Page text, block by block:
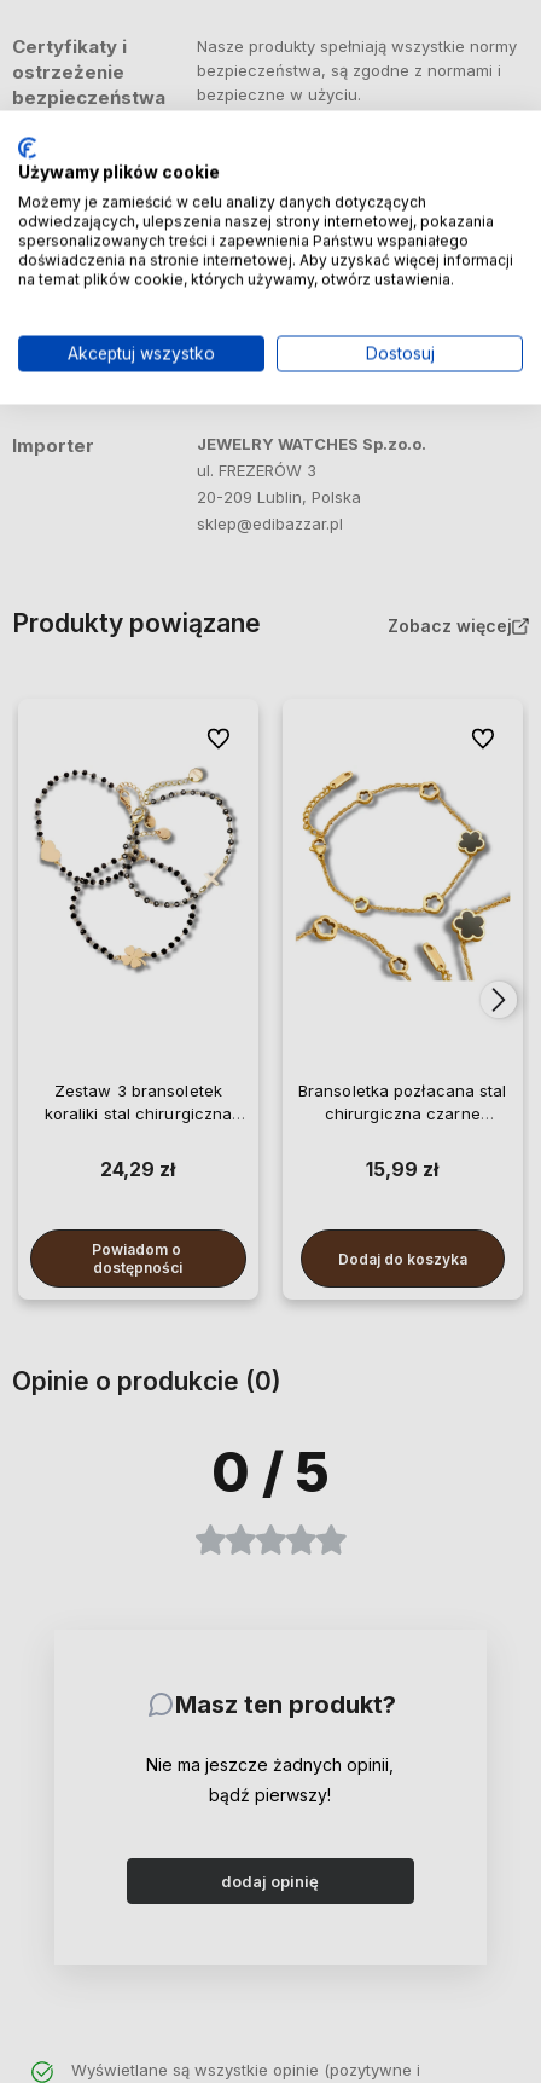
Certyfikaty i
ostrzeżenie
bezpieczeństwa
Nasze produkty spełniają wszystkie normy
bezpieczeństwa, są zgodne z normami i
bezpieczne w użyciu.
Producent
JEWELRY WATCHES Sp.zo.o.
ul. FREZERÓW 3
20-209 Lublin, Polska
sklep@edibazzar.pl
na terenie UE
20-209 Lublin, Polska
Importer
JEWELRY WATCHES Sp.zo.o.
ul. FREZERÓW 3
20-209 Lublin, Polska
sklep@edibazzar.pl
Produkty powiązane Zobacz więcej
Zestaw 3 bransoletek
koraliki stal chirurgiczna
24,29 zł
Powiadom o
dostępności
Do ulubionych
Bransoletka pozłacana stal
chirurgiczna czarne
15,99 zł
Dodaj do koszyka
Do
Opinie o produkcie (0)
0 / 5
Masz ten produkt?
Nie ma jeszcze żadnych opinii,
bądź pierwszy!
dodaj opinię
Wyświetlane są wszystkie opinie (pozytywne i
Używamy plików cookie
Możemy je zamieścić w celu analizy danych dotyczących
odwiedzających, ulepszenia naszej strony internetowej, pokazania
spersonalizowanych treści i zapewnienia Państwu wspaniałego
doświadczenia na stronie internetowej. Aby uzyskać więcej informacji
na temat plików cookie, których używamy, otwórz ustawienia.
Akceptuj wszystko Dostosuj